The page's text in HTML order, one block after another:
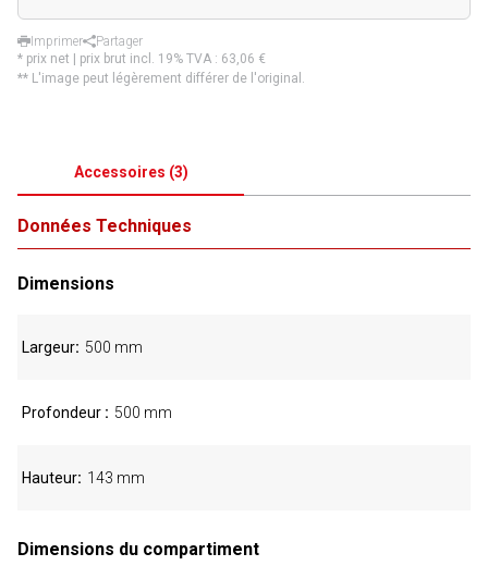
Imprimer
Partager
* prix net | prix brut incl. 19% TVA : 63,06 €
** L'image peut légèrement différer de l'original.
Accessoires (3)
Données Techniques
Dimensions
Largeur 500 mm
Profondeur 500 mm
Hauteur 143 mm
Dimensions du compartiment